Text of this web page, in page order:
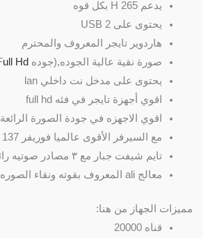
يدعم H 265 بكل قوه
يحتوى على 2 USB
هاردوير تايجر المعروف والمحترم
صورة نقية عالية الجوده,(جوده F ull Hd
يحتوى على مدخل نت داخلي lan
اقوي أجهزة تايجر في فئه full hd
اقوي الاجهزه في جودة الصورة الرائعة
مع السيرفر الأقوى عالميا فوريفر 137 العادي
تايم شيفت جبار مع ٣ مصادر صوتيه رائعه
معالج ali المعروف بقوته ونقاء الصوره
مميزات الجهاز من هنا:
قناه 20000